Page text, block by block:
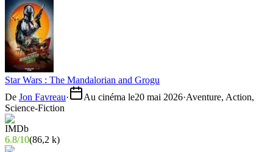
Star Wars : The Mandalorian and Grogu
De Jon Favreau· Au cinéma le20 mai 2026·Aventure, Action,
Science-Fiction
6.8/10(86,2 k)